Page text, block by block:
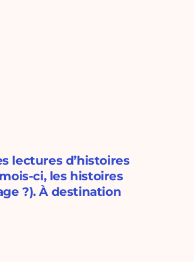
lectures d’histoires
ci, les histoires
?). À destination